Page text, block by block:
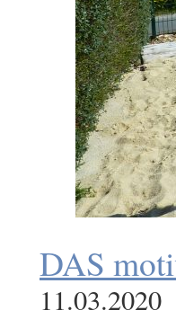
DAS
11.03.2020